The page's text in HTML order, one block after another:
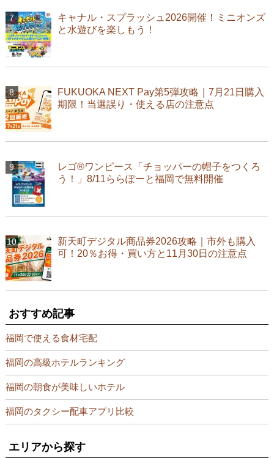
キャナル・スプラッシュ2026開催！ミニオンズ
と水遊びを楽しもう！
FUKUOKA NEXT Pay第5弾攻略｜7月21日購入
期限！当選誤り・使える店の注意点
レゴ®ワンピース「チョッパーの帽子をつくろ
う！」8/11ららぽーと福岡で無料開催
新天町デジタル商品券2026攻略｜市外も購入
可！20％お得・買い方と11月30日の注意点
おすすめ記事
福岡で使える食材宅配
福岡の高級ホテルランキング
福岡の朝食が美味しいホテル
福岡のタクシー配車アプリ比較
エリアから探す